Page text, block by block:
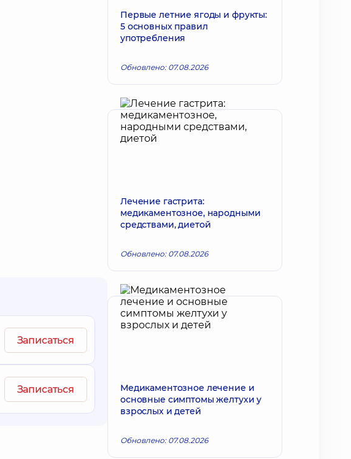
Записаться
Записаться
Первые летние ягоды и фрукты:
5 основных правил
употребления
Обновлено: 07.08.2026
Лечение гастрита:
медикаментозное, народными
средствами, диетой
Обновлено: 07.08.2026
Медикаментозное лечение и
основные симптомы желтухи у
взрослых и детей
Обновлено: 07.08.2026